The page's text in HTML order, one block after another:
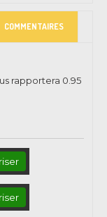
COMMENTAIRES
rapportera 0.95